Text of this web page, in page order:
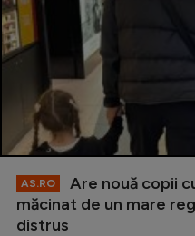
AS.RO
Are nouă copii
măcinat de un mare
distrus